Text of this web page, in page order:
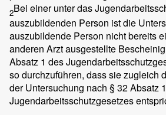
2Bei einer unter das
auszubildenden Person ist die
auszubildende Person nicht bereits
anderen Arzt ausgestellte
Absatz 1 des
so durchzuführen, dass sie zugleich
der Untersuchung nach § 32 Absatz
Jugendarbeitsschutzgesetzes